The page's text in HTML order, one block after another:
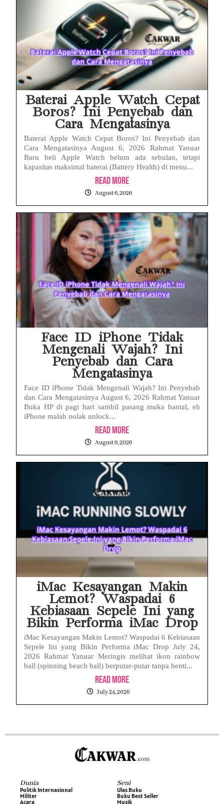
Baterai Apple Watch Cepat
Boros? Ini Penyebab dan
Cara Mengatasinya
Baterai Apple Watch Cepat Boros? Ini Penyebab dan
Cara Mengatasinya August 6, 2026 Rahmat Yanuar
Baru beli Apple Watch belum ada sebulan, tetapi
kapasitas maksimal baterai (Battery Health) di menu...
Read More
August 6, 2026
Face ID iPhone Tidak
Mengenali Wajah? Ini
Penyebab dan Cara
Mengatasinya
Face ID iPhone Tidak Mengenali Wajah? Ini Penyebab
dan Cara Mengatasinya August 6, 2026 Rahmat Yanuar
Buka HP di pagi hari sambil pasang muka bantal, eh
iPhone malah nolak unlock...
Read More
August 6, 2026
iMac Kesayangan Makin
Lemot? Waspadai 6
Kebiasaan Sepele Ini yang
Bikin Performa iMac Drop
iMac Kesayangan Makin Lemot? Waspadai 6 Kebiasaan
Sepele Ini yang Bikin Performa iMac Drop July 24,
2026 Rahmat Yanuar Meringis melihat ikon rainbow
ball (spinning beach ball) berputar-putar tanpa henti...
Read More
July 24, 2026
Dunia
Politik Internasional
Militer
Acara
Seni
Ulas Buku
Buku Best Seller
Musik